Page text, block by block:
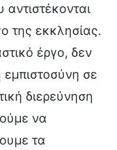
της εκκλησίας.
έργο, δεν
σε
διερεύνηση
να
τα